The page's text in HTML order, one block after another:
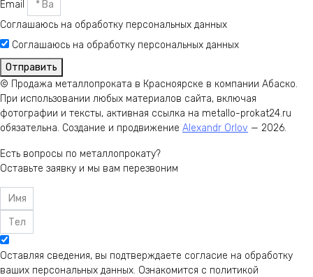
Email
Соглашаюсь на обработку персональных данных
Соглашаюсь на обработку персональных данных
Отправить
© Продажа металлопроката в Красноярске в компании Абаско.
При использовании любых материалов сайта, включая
фотографии и тексты, активная ссылка на metallo-prokat24.ru
обязательна. Создание и продвижение Alexandr Orlov — 2026.
Есть вопросы по металлопрокату?
Оставьте заявку и мы вам перезвоним
Оставляя сведения, вы подтверждаете согласие на обработку
ваших персональных данных. Ознакомится с политикой